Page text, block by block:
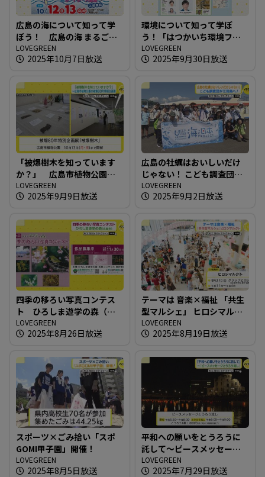
広島の海について知って学
ぼう！ 広島の海 まるごと
体験フェスタ in ボートレー
ス宮島
LOVEGREEN
2025年10月7日放送
環境について知って学ぼ
う！「はつかいち環境フェ
スタ」
LOVEGREEN
2025年9月30日放送
「被爆樹木を知っています
か？」 広島市植物公園の
被爆80年特別企画展
LOVEGREEN
2025年9月9日放送
広島の牡蠣はおいしいだけ
じゃない！ こども調査団が
江田島へ！
LOVEGREEN
2025年9月2日放送
四季の移ろい写真コンテス
ト ひろしま遊学の森（広
島市）
LOVEGREEN
2025年8月26日放送
テーマは 音楽×福祉 「共生
型マルシェ」 ヒロシマルク
ト
LOVEGREEN
2025年8月19日放送
スポーツ×ごみ拾い「スポ
GOMI甲子園」開催！
LOVEGREEN
2025年8月5日放送
平和への願いをとうろうに
託して～ピースメッセージ
とうろう流し
LOVEGREEN
2025年7月29日放送